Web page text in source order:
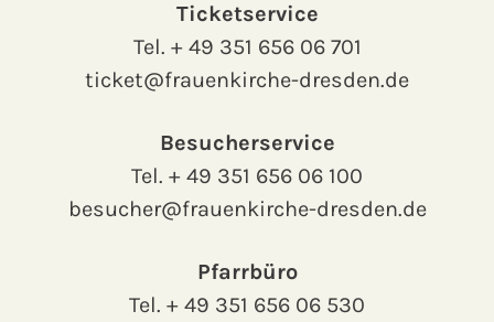
Ticketservice
Tel. + 49 351 656 06 701
ticket@frauenkirche-dresden.de
Besucherservice
Tel. + 49 351 656 06 100
besucher@frauenkirche-dresden.de
Pfarrbüro
Tel. + 49 351 656 06 530